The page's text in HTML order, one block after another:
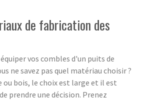
de fabrication des
vos combles d'un puits de
ne savez pas quel matériau choisir ?
ou bois, le choix est large et il est
prendre une décision. Prenez